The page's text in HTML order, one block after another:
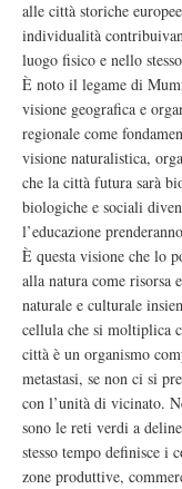
alle città storiche
individualità
luogo fisico e nello
È noto il legame di
visione geografica e
regionale come
visione naturalistica,
che la città futura sarà
biologiche e sociali
l’educazione
È questa visione che lo
alla natura come risorsa
naturale e culturale
cellula che si moltiplica
città è un organismo
metastasi, se non ci si
con l’unità di vicinato.
sono le reti verdi a
stesso tempo definisce
zone produttive,